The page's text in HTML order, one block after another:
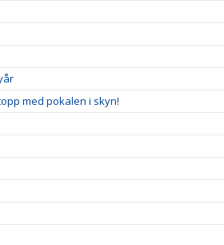
med pokalen i skyn!